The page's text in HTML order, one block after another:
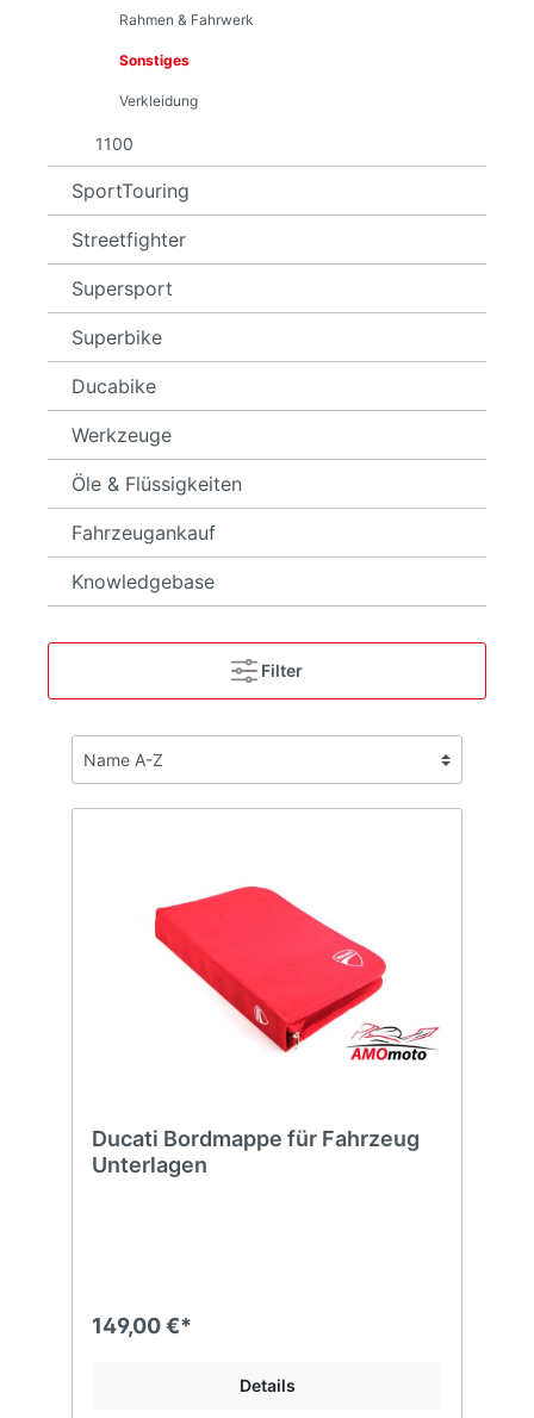
Rahmen & Fahrwerk
Sonstiges
Verkleidung
1100
SportTouring
Streetfighter
Supersport
Superbike
Ducabike
Werkzeuge
Öle & Flüssigkeiten
Fahrzeugankauf
Knowledgebase
Filter
Ducati Bordmappe für Fahrzeug
Unterlagen
149,00 €*
Details